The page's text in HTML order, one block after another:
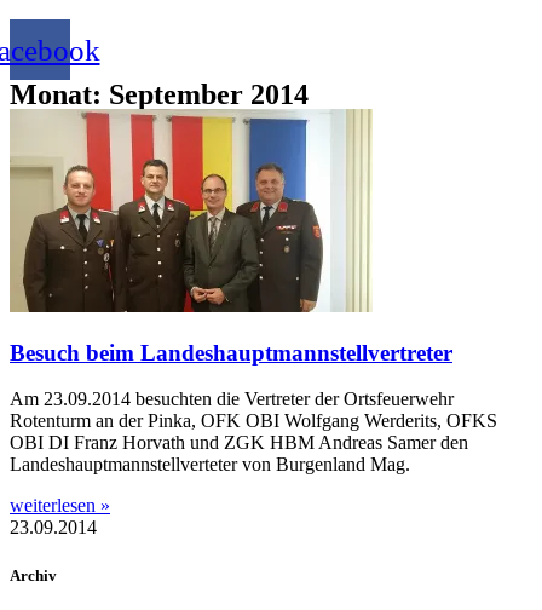
Monat: September 2014
Besuch beim Landeshauptmannstellvertreter
Am 23.09.2014 besuchten die Vertreter der Ortsfeuerwehr
Rotenturm an der Pinka, OFK OBI Wolfgang Werderits, OFKS
OBI DI Franz Horvath und ZGK HBM Andreas Samer den
Landeshauptmannstellverteter von Burgenland Mag.
weiterlesen »
23.09.2014
Archiv